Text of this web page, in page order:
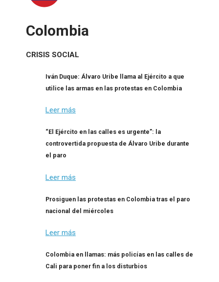
Colombia
CRISIS SOCIAL
Iván Duque: Álvaro Uribe llama al Ejército a que
utilice las armas en las protestas en Colombia
Leer más
“El Ejército en las calles es urgente”: la
controvertida propuesta de Álvaro Uribe durante
el paro
Leer más
Prosiguen las protestas en Colombia tras el paro
nacional del miércoles
Leer más
Colombia en llamas: más policías en las calles de
Cali para poner fin a los disturbios